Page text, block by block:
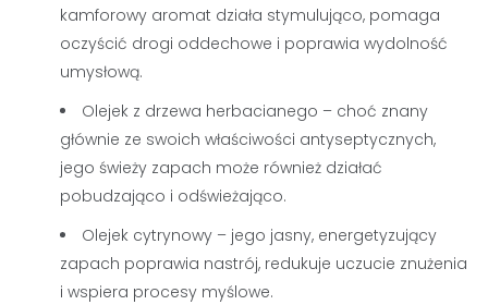
kamforowy aromat działa stymulująco, pomaga
oczyścić drogi oddechowe i poprawia wydolność
umysłową.
Olejek z drzewa herbacianego – choć znany
głównie ze swoich właściwości antyseptycznych,
jego świeży zapach może również działać
pobudzająco i odświeżająco.
Olejek cytrynowy – jego jasny, energetyzujący
zapach poprawia nastrój, redukuje uczucie znużenia
i wspiera procesy myślowe.